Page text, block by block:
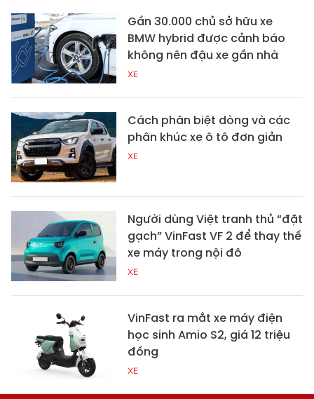
Gần 30.000 chủ sở hữu xe
BMW hybrid được cảnh báo
không nên đậu xe gần nhà
XE
Cách phân biệt dòng và các
phân khúc xe ô tô đơn giản
XE
Người dùng Việt tranh thủ “đặt
gạch” VinFast VF 2 để thay thế
xe máy trong nội đô
XE
VinFast ra mắt xe máy điện
học sinh Amio S2, giá 12 triệu
đồng
XE